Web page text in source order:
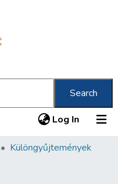
Search
Log In (current)
Különgyűjtemények